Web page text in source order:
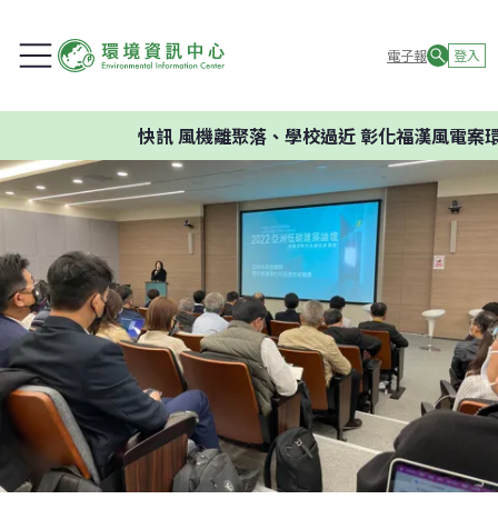
電子報 登入
風機離聚落、學校過近 彰化福漢風電案環委建